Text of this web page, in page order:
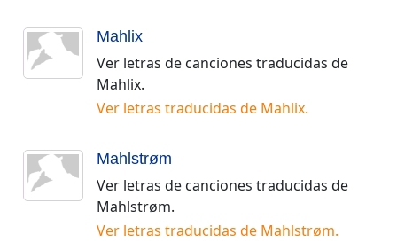
Mahlix
Ver letras de canciones traducidas de
Mahlix.
Ver letras traducidas de Mahlix.
Mahlstrøm
Ver letras de canciones traducidas de
Mahlstrøm.
Ver letras traducidas de Mahlstrøm.